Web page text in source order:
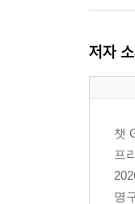
저자
챗
프
명